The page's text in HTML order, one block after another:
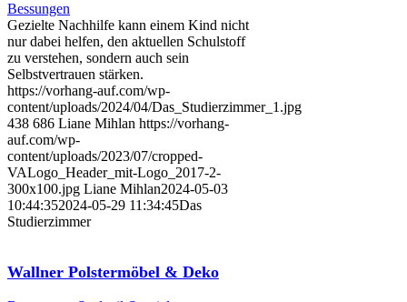
Bessungen
Gezielte Nachhilfe kann einem Kind nicht
nur dabei helfen, den aktuellen Schulstoff
zu verstehen, sondern auch sein
Selbstvertrauen stärken.
https://vorhang-auf.com/wp-
content/uploads/2024/04/Das_Studierzimmer_1.jpg
438 686 Liane Mihlan https://vorhang-
auf.com/wp-
content/uploads/2023/07/cropped-
VALogo_Header_mit-Logo_2017-2-
300x100.jpg Liane Mihlan2024-05-03
10:44:352024-05-29 11:34:45Das
Studierzimmer
Wallner Polstermöbel & Deko